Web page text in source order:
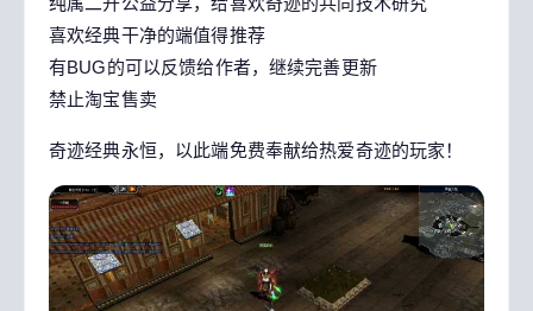
喜欢经典干净的端值得推荐
有BUG的可以反馈给作者，继续完善更新
禁止淘宝售卖
奇迹经典永恒，以此端免费奉献给热爱奇迹的玩家！